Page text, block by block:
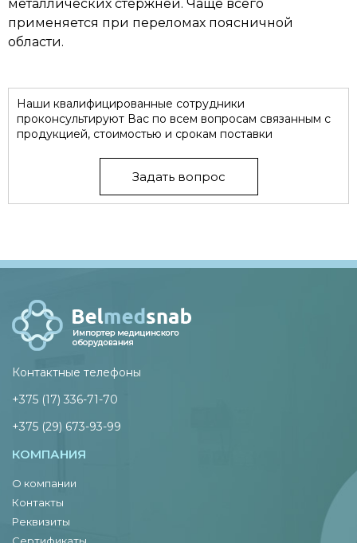
металлических стержней. Чаще всего
применяется при переломах поясничной
области.
Наши квалифицированные сотрудники
проконсультируют Вас по всем вопросам связанным с
продукцией, стоимостью и срокам поставки
Задать вопрос
Контактные телефоны
+375 (17) 336-71-70
+375 (29) 673-93-99
КОМПАНИЯ
О компании
Контакты
Реквизиты
Сертификаты